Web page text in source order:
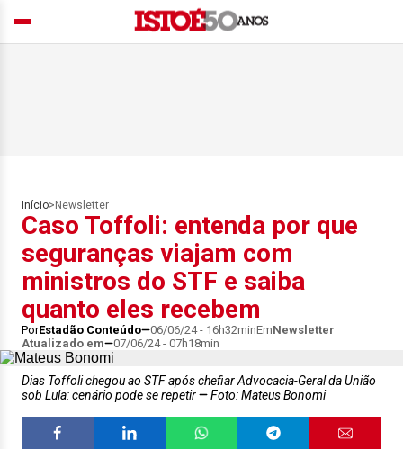
Início> Newsletter
Caso Toffoli: entenda por que
seguranças viajam com
ministros do STF e saiba
quanto eles recebem
PorEstadão Conteúdo 06/06/24 - 16h32minEmNewsletter
Atualizado em
07/06/24 - 07h18min
Dias Toffoli chegou ao STF após chefiar Advocacia-Geral da União
sob Lula: cenário pode se repetir
Foto: Mateus Bonomi